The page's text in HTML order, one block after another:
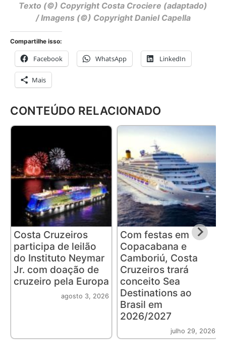
Texto (©) Copyright Costa Crociere (adaptado)
/ Imagens (©) Copyright Daniel Capella
Compartilhe isso:
Facebook WhatsApp LinkedIn
Mais
CONTEÚDO RELACIONADO
Costa Cruzeiros
participa de leilão
do Instituto Neymar
Jr. com doação de
cruzeiro pela Europa
agosto 3, 2026
Com festas em
Copacabana e
Camboriú, Costa
Cruzeiros trará
conceito Sea
Destinations ao
Brasil em
2026/2027
julho 29, 2026